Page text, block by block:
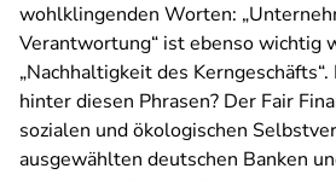
wohlklingenden Worten:
Verantwortung“ ist ebenso wichtig
„Nachhaltigkeit des
hinter diesen Phrasen? Der Fair
sozialen und ökologischen
ausgewählten deutschen Banken